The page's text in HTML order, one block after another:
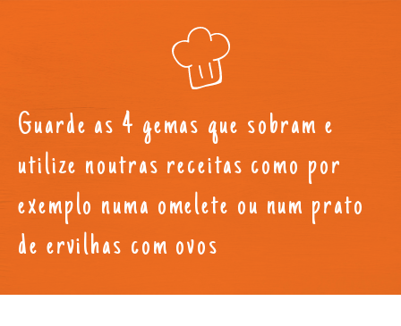
Guarde as 4 gemas que sobram e
utilize noutras receitas como por
exemplo numa omelete ou num prato
de ervilhas com ovos